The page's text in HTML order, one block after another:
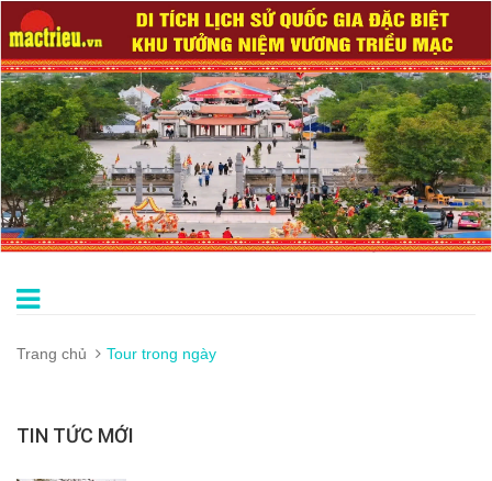
Trang chủ Tour trong ngày
TIN TỨC MỚI